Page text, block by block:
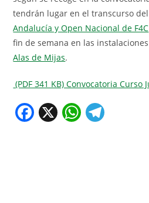
tendrán lugar en el transcurso
Andalucía y Open Nacional de F4C
fin de semana en las
Alas de Mijas.
(PDF 341 KB) Convocatoria Curso
F X W
h